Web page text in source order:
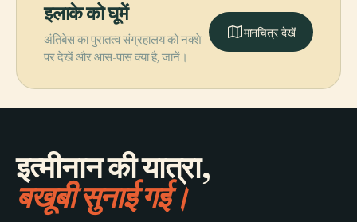
इलाके को घूमें
अंतिबेस का पुरातत्व संग्रहालय को नक्शे
पर देखें और आस-पास क्या है, जानें।
मानचित्र देखें
इत्मीनान की यात्रा,
बखूबी सुनाई गई।